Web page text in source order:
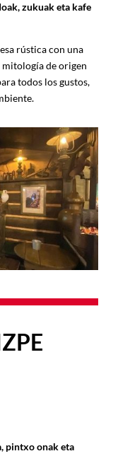
zukuak eta kafe
rústica con una
mitología de origen
todos los gustos,
pintxo onak eta